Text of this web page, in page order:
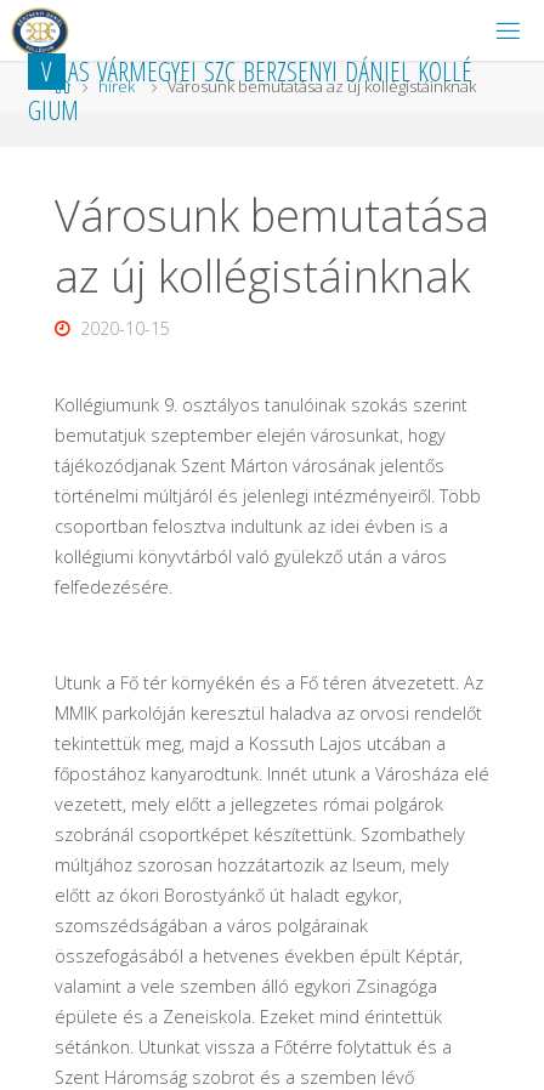
Ugrás
tartalomhoz
V AS VÁRMEGYEI SZC BERZSENYI DÁNIEL KOLLÉ
GIUM
Kezdőlap
hírek Városunk bemutatása az új kollégistáinknak
Városunk bemutatása
az új kollégistáinknak
2020-10-15
Kollégiumunk 9. osztályos tanulóinak szokás szerint
bemutatjuk szeptember elején városunkat, hogy
tájékozódjanak Szent Márton városának jelentős
történelmi múltjáról és jelenlegi intézményeiről. Több
csoportban felosztva indultunk az idei évben is a
kollégiumi könyvtárból való gyülekző után a város
felfedezésére.
Utunk a Fő tér környékén és a Fő téren átvezetett. Az
MMIK parkolóján keresztül haladva az orvosi rendelőt
tekintettük meg, majd a Kossuth Lajos utcában a
főpostához kanyarodtunk. Innét utunk a Városháza elé
vezetett, mely előtt a jellegzetes római polgárok
szobránál csoportképet készítettünk. Szombathely
múltjához szorosan hozzátartozik az Iseum, mely
előtt az ókori Borostyánkő út haladt egykor,
szomszédságában a város polgárainak
összefogásából a hetvenes években épült Képtár,
valamint a vele szemben álló egykori Zsinagóga
épülete és a Zeneiskola. Ezeket mind érintettük
sétánkon. Utunkat vissza a Főtérre folytattuk és a
Szent Háromság szobrot és a szemben lévő